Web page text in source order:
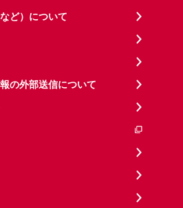
ど）について
の外部送信について